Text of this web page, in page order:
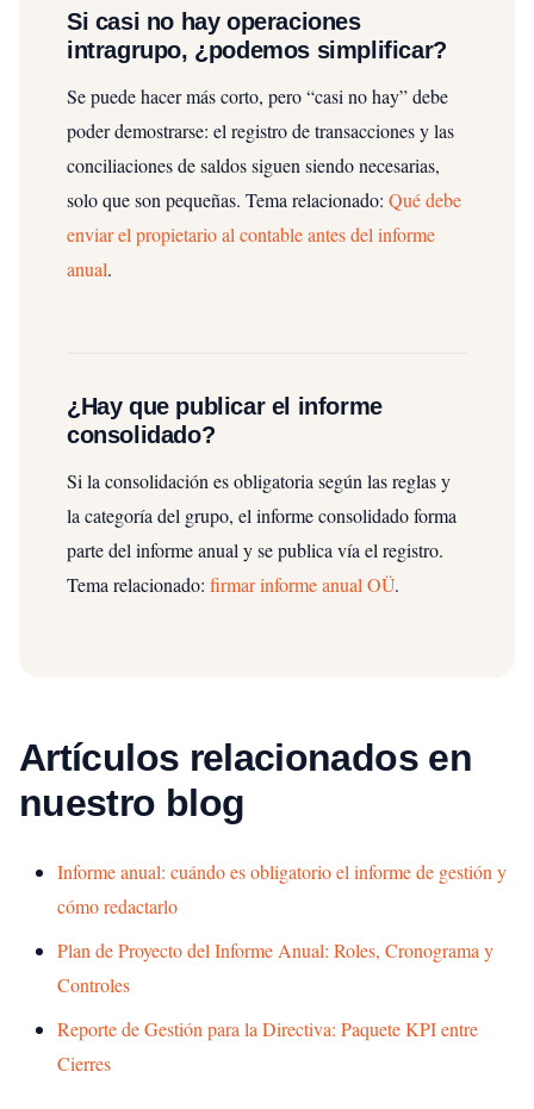
Si casi no hay operaciones
intragrupo, ¿podemos simplificar?
Se puede hacer más corto, pero “casi no hay” debe
poder demostrarse: el registro de transacciones y las
conciliaciones de saldos siguen siendo necesarias,
solo que son pequeñas. Tema relacionado: Qué debe
enviar el propietario al contable antes del informe
anual.
¿Hay que publicar el informe
consolidado?
Si la consolidación es obligatoria según las reglas y
la categoría del grupo, el informe consolidado forma
parte del informe anual y se publica vía el registro.
Tema relacionado: firmar informe anual OÜ.
Artículos relacionados en
nuestro blog
Informe anual: cuándo es obligatorio el informe de gestión y
cómo redactarlo
Plan de Proyecto del Informe Anual: Roles, Cronograma y
Controles
Reporte de Gestión para la Directiva: Paquete KPI entre
Cierres